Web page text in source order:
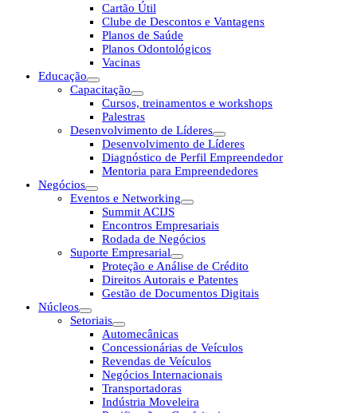
Cartão Útil
Clube de Descontos e Vantagens
Planos de Saúde
Planos Odontológicos
Vacinas
Educação
Capacitação
Cursos, treinamentos e workshops
Palestras
Desenvolvimento de Líderes
Desenvolvimento de Líderes
Diagnóstico de Perfil Empreendedor
Mentoria para Empreendedores
Negócios
Eventos e Networking
Summit ACIJS
Encontros Empresariais
Rodada de Negócios
Suporte Empresarial
Proteção e Análise de Crédito
Direitos Autorais e Patentes
Gestão de Documentos Digitais
Núcleos
Setoriais
Automecânicas
Concessionárias de Veículos
Revendas de Veículos
Negócios Internacionais
Transportadoras
Indústria Moveleira